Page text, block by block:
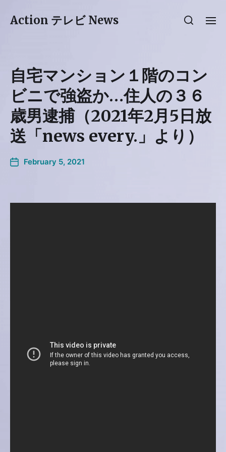
Action テレビ News
自宅マンション１階のコン
ビニで強盗か…住人の３６
歳男逮捕（2021年2月5日放
送「news every.」より）
February 5, 2021